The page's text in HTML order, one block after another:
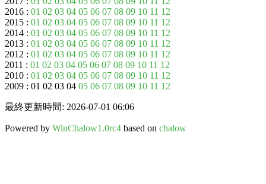
2016 : 01 02 03 04 05 06 07 08 09 10 11 12
2015 : 01 02 03 04 05 06 07 08 09 10 11 12
2014 : 01 02 03 04 05 06 07 08 09 10 11 12
2013 : 01 02 03 04 05 06 07 08 09 10 11 12
2012 : 01 02 03 04 05 06 07 08 09 10 11 12
2011 : 01 02 03 04 05 06 07 08 09 10 11 12
2010 : 01 02 03 04 05 06 07 08 09 10 11 12
2009 : 01 02 03 04 05 06 07 08 09 10 11 12
最終更新時間: 2026-07-01 06:06
Powered by WinChalow1.0rc4 based on chalow